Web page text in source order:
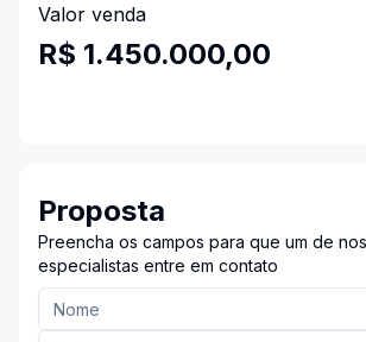
Valor venda
R$ 1.450.000,00
Proposta
Preencha os campos para que um de
especialistas entre em contato